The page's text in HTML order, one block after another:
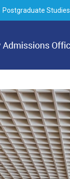
Postgraduate Studies